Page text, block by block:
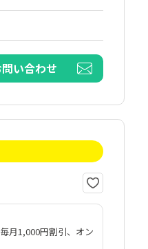
い合わせ
月1,000円割引、オン